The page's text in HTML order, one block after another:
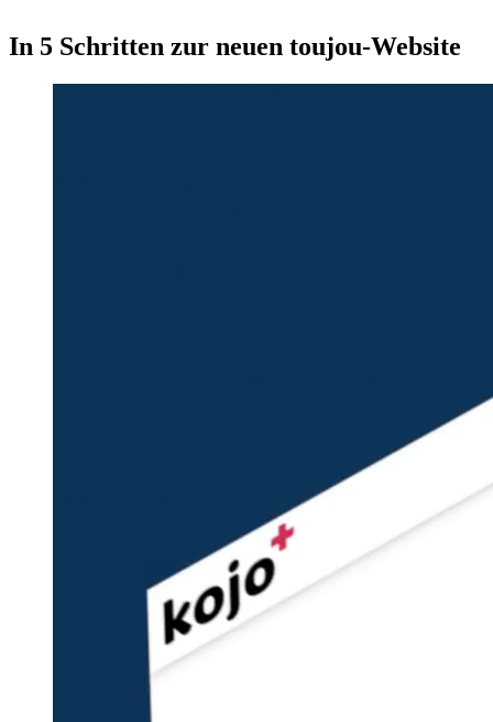
In 5 Schritten zur neuen toujou-Website